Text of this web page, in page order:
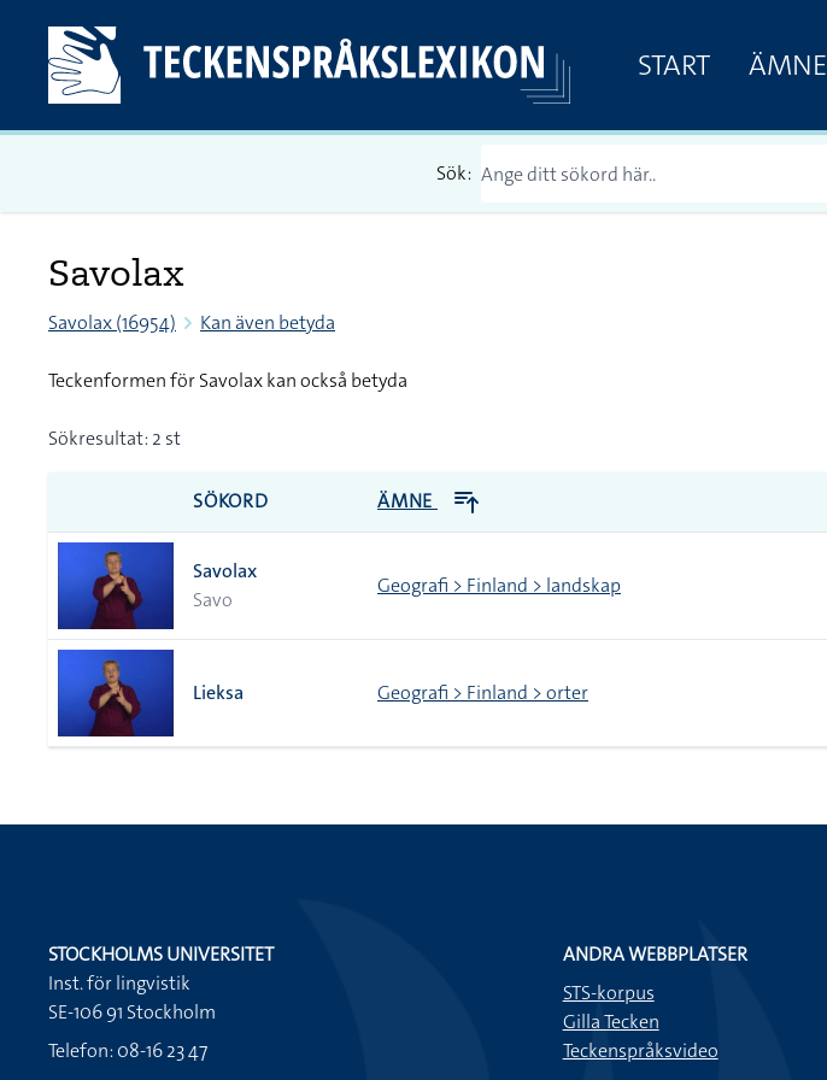
START ÄMNE
Sök:
Savolax
Savolax (16954) Kan även betyda
Teckenformen för Savolax kan också betyda
Sökresultat: 2 st
SÖKORD ÄMNE
Savolax
Savo
Geografi > Finland > landskap
Lieksa Geografi > Finland > orter
STOCKHOLMS UNIVERSITET
Inst. för lingvistik
SE-106 91 Stockholm
Telefon: 08-16 23 47
ANDRA WEBBPLATSER
STS-korpus
Gilla Tecken
Teckenspråksvideo